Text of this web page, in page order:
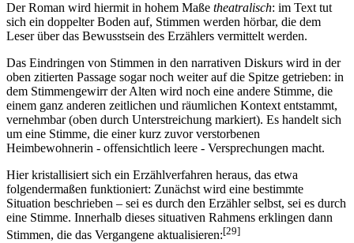
Der Roman wird hiermit in hohem Maße theatralisch: im Text tut
sich ein doppelter Boden auf, Stimmen werden hörbar, die dem
Leser über das Bewusstsein des Erzählers vermittelt werden.
Das Eindringen von Stimmen in den narrativen Diskurs wird in der
oben zitierten Passage sogar noch weiter auf die Spitze getrieben: in
dem Stimmengewirr der Alten wird noch eine andere Stimme, die
einem ganz anderen zeitlichen und räumlichen Kontext entstammt,
vernehmbar (oben durch Unterstreichung markiert). Es handelt sich
um eine Stimme, die einer kurz zuvor verstorbenen
Heimbewohnerin - offensichtlich leere - Versprechungen macht.
Hier kristallisiert sich ein Erzählverfahren heraus, das etwa
folgendermaßen funktioniert: Zunächst wird eine bestimmte
Situation beschrieben – sei es durch den Erzähler selbst, sei es durch
eine Stimme. Innerhalb dieses situativen Rahmens erklingen dann
Stimmen, die das Vergangene aktualisieren:[29]